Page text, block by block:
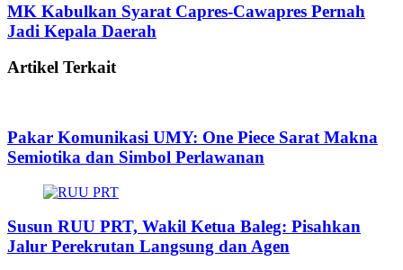
MK Kabulkan Syarat Capres-Cawapres Pernah
Jadi Kepala Daerah
Artikel Terkait
Pakar Komunikasi UMY: One Piece Sarat Makna
Semiotika dan Simbol Perlawanan
Susun RUU PRT, Wakil Ketua Baleg: Pisahkan
Jalur Perekrutan Langsung dan Agen